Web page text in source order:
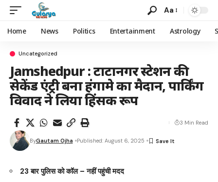
Aa
Home News Politics Entertainment Astrology
Uncategorized
Jamshedpur : टाटानगर स्टेशन की
सेकेंड एंट्री बना हंगामे का मैदान, पार्किंग
विवाद ने लिया हिंसक रूप
ByGautam Ojha Published: August 6, 2025
3 Min Read
23 बार पुलिस को कॉल – नहीं पहुंची मदद